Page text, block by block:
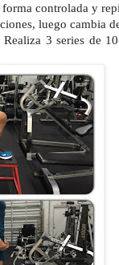
controlada y
luego cambia
3 series de